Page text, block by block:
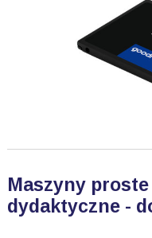
Maszyny
dydaktyczne -